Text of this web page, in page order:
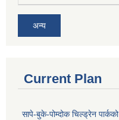
अन्य
Current Plan
सापे-बुके-पोम्दोक चिल्ड्रेन